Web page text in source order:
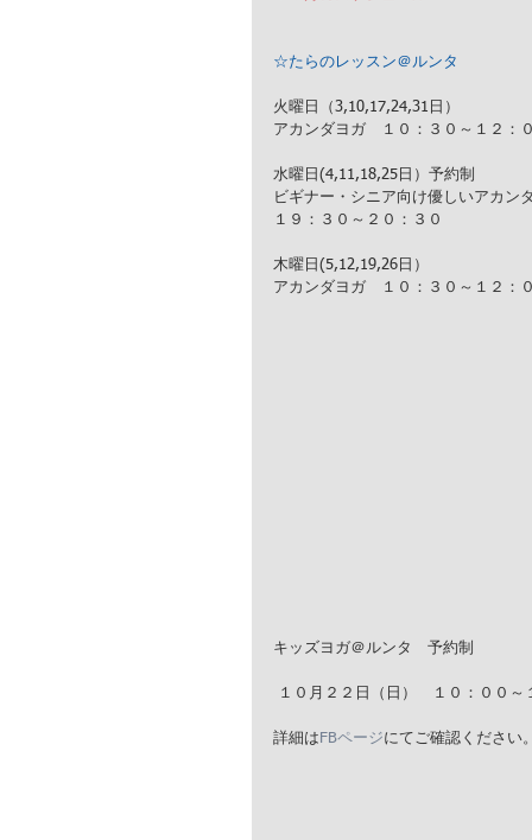
☆たらのレッスン＠ルンタ
火曜日（3,10,17,24,31日）
アカンダヨガ　１０：３０～１２：
水曜日(4,11,18,25日）予約制
ビギナー・シニア向け優しいアカン
１９：３０～２０：３０
木曜日(5,12,19,26日）
アカンダヨガ　１０：３０～１２：
キッズヨガ＠ルンタ　予約制
１０月２２日（日）　１０：００～
詳細は FBページにてご確認ください。